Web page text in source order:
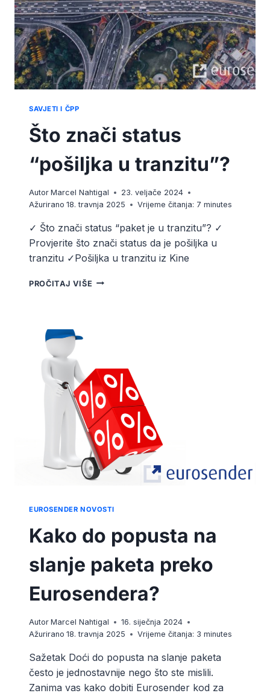
SAVJETI I ČPP
Što znači status
“pošiljka u tranzitu”?
Autor Marcel Nahtigal
23. veljače 2024
Ažurirano 18. travnja 2025 Vrijeme čitanja: 7minutes
✓ Što znači status “paket je u tranzitu”? ✓
Provjerite što znači status da je pošiljka u
tranzitu ✓Pošiljka u tranzitu iz Kine
PROČITAJ VIŠE ŠTO
EUROSENDER NOVOSTI
Kako do popusta na
slanje paketa preko
Eurosendera?
Autor Marcel Nahtigal
16. siječnja 2024
Ažurirano 18. travnja 2025 Vrijeme čitanja: 3minutes
Sažetak Doći do popusta na slanje paketa
često je jednostavnije nego što ste mislili.
Zanima vas kako dobiti Eurosender kod za